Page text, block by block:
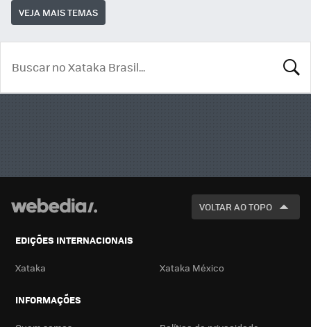
VEJA MAIS TEMAS
VOLTAR AO TOPO
EDIÇÕES INTERNACIONAIS
Xataka Xataka México
INFORMAÇÕES